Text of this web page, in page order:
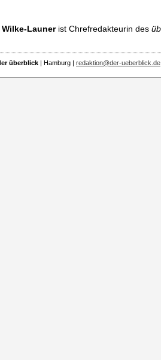
Wilke-Launerist Chrefredakteurin des
überblick | Hamburg | redaktion@der-ueberblick.de